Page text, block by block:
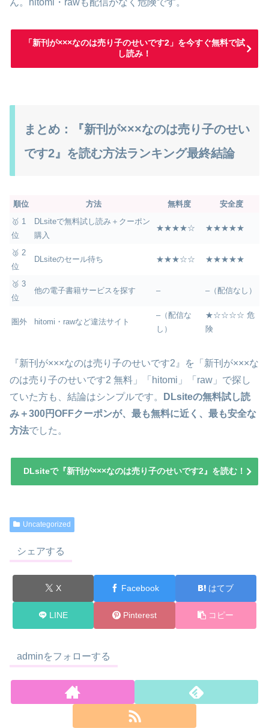
ん。hitomi・rawも配信がなく危険です。
「新刊が×××なのは売り子のせいです2」を今すぐ無料で試
し読み！
まとめ：『新刊が×××なのは売り子のせい
です2』を読む方法ランキング最終結論
順位 方法 無料度
安全度
🥇 1
位
DLsiteで無料試し読み＋クーポン
購入
★★★★☆ ★★★★★
🥈 2
位
DLsiteのセール待ち ★★★☆☆ ★★★★★
🥉 3
位
他の電子書籍サービスを探す – –（配信なし）
圏外 hitomi・rawなど違法サイト
–（配信な
し）
★☆☆☆☆ 危
険
『新刊が×××なのは売り子のせいです2』を「新刊が×××な
のは売り子のせいです2 無料」「hitomi」「raw」で探し
ていた方も、結論はシンプルです。
DLsiteの無料試し読
み＋300円OFFクーポンが、最も無料に近く、最も安全な
方法でした。
DLsiteで『新刊が×××なのは売り子のせいです2』を読む！
Uncategorized
シェアする
X Facebook はてブ
LINE Pinterest コピー
adminをフォローする